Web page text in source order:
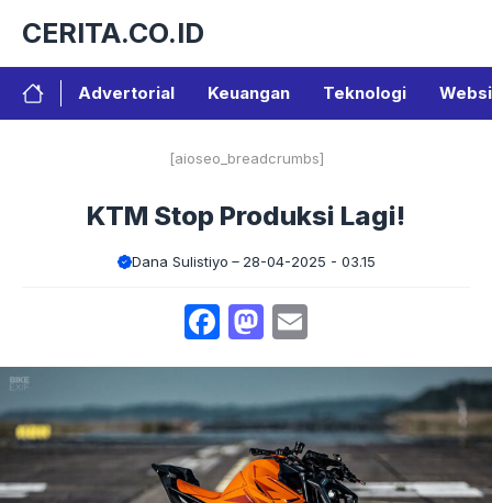
isi
CERITA.CO.ID
Advertorial Keuangan Teknologi
[aioseo_breadcrumbs]
KTM Stop Produksi Lagi!
Dana Sulistiyo 28-04-2025 - 03.15
Facebook
Mastodon